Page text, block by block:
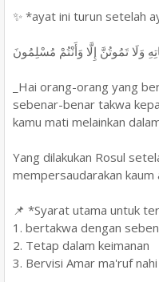
✨ *ayat ini turun setelah
وَلَا تَمُوتُنَّ إِلَّا وَأَنْتُمْ مُسْلِمُونَ
_Hai orang-orang yang
sebenar-benar takwa
kamu mati melainkan
Yang dilakukan Rosul
mempersaudarakan kaum
📌 *Syarat utama untuk
1. bertakwa dengan
2. Tetap dalam keimanan
3. Bervisi Amar ma'ruf